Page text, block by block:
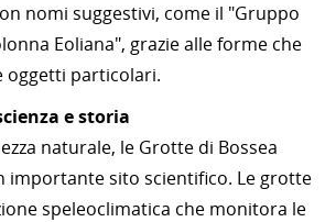
nomi suggestivi, come il "Gruppo
Eoliana", grazie alle forme che
oggetti particolari.
e storia
naturale, le Grotte di Bossea
importante sito scientifico. Le grotte
speleoclimatica che monitora le